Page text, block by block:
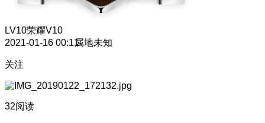
LV10荣耀V10
2021-01-16 00:11属地未知
关注
32阅读